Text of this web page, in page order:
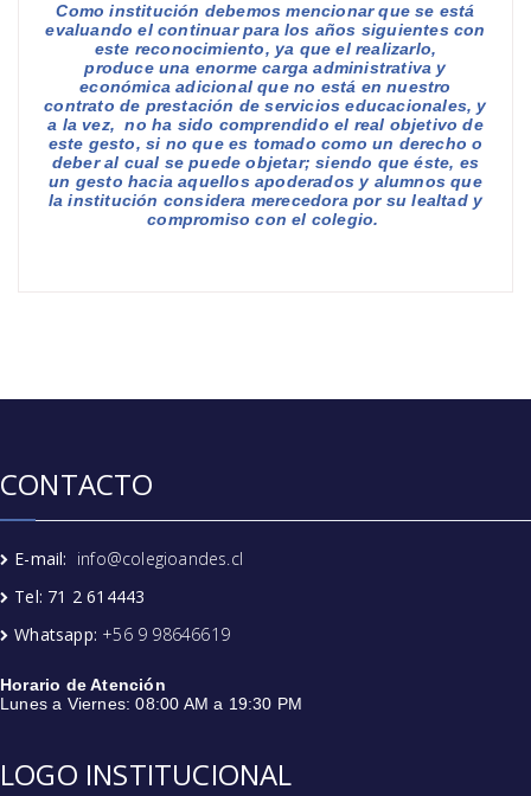
Como institución debemos mencionar que se está
evaluando el continuar para los años siguientes con
este reconocimiento, ya que el realizarlo,
produce una enorme carga administrativa y
económica adicional que no está en nuestro
contrato de prestación de servicios educacionales, y
a la vez,no ha sido comprendido el real objetivo de
este gesto, si no que es tomado como un derecho o
deber al cual se puede objetar; siendo que éste, es
un gesto hacia aquellos apoderados y alumnos que
la institución considera merecedora por su lealtad y
compromiso con el colegio.
CONTACTO
E-mail: info@colegioandes.cl
Tel: 71 2 614443
Whatsapp: +56 9 98646619
Horario de Atención
Lunes a Viernes: 08:00 AM a 19:30 PM
LOGO INSTITUCIONAL